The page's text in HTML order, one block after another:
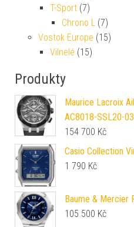
T-Sport (7)
Chrono L (7)
Vostok Europe (15)
Vilnelé (15)
Produkty
Maurice Lacroix
AC8018-SSL20-
154 700 Kč
Casio Collection
1 790 Kč
Baume & Mercier
105 500 Kč